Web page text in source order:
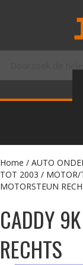
Home / AUTO
TOT 2003 / MOTOR/
MOTORSTEUN
CADDY
RECHTS